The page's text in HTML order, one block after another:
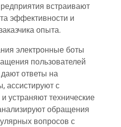
встраивают
эффективности и
опыта.
электронные боты
пользователей
ответы на
ассистируют с
устраняют технические
обращения
вопросов с